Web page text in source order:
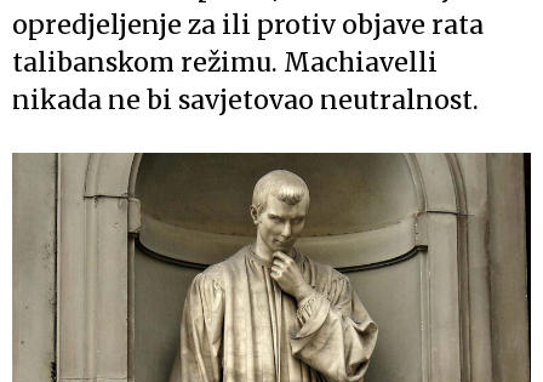
opredjeljenje za ili protiv objave rata
talibanskom režimu. Machiavelli
nikada ne bi savjetovao neutralnost.